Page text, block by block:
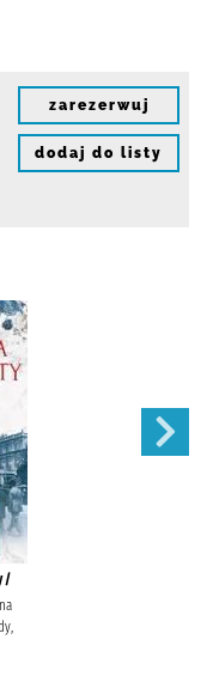
zarezerwuj
dodaj do listy
/